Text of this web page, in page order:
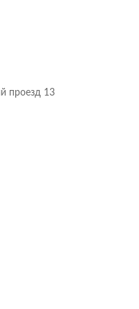
проезд 13